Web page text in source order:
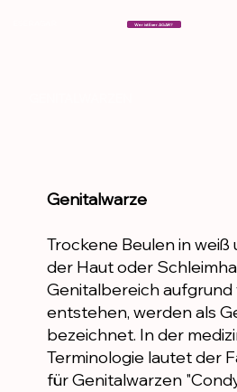
Wer ist Eser AGAR?
Genitalwarze
Trockene Beulen in weiß
der Haut oder
Genitalbereich aufgrund
entstehen, werden als
bezeichnet. In der
Terminologie lautet der
für Genitalwarzen